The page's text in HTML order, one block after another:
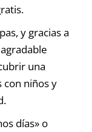
y gracias a
una
con niños y
días» o